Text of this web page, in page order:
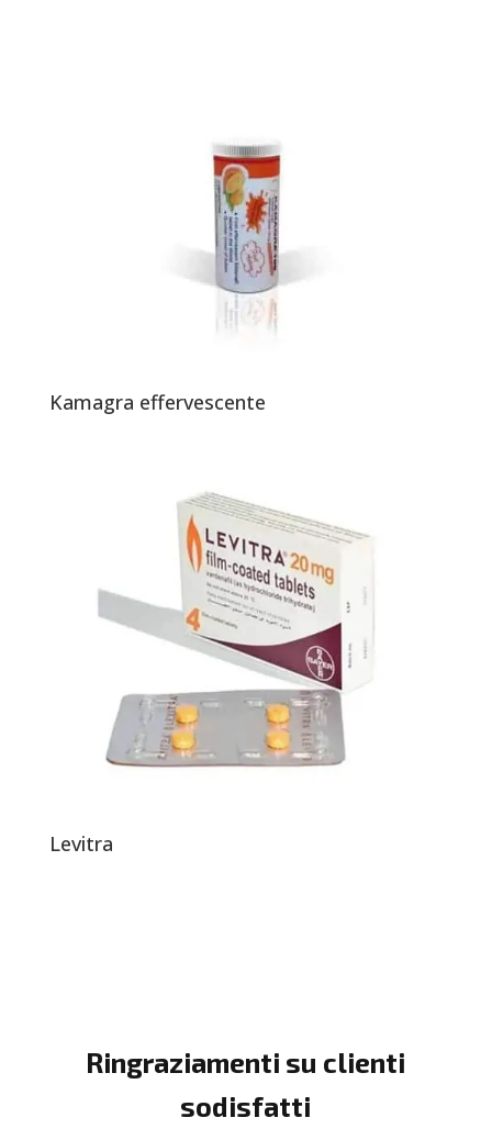
Kamagra effervescente
Levitra
Ringraziamenti su clienti
sodisfatti